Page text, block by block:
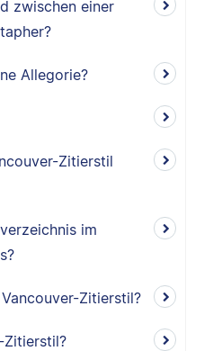
zwischen einer
Allegorie?
Zitierstil
im
Zitierstil?
Zitierstil?